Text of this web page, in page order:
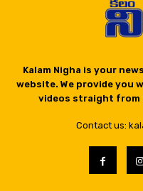
Kalam Nigha is your
website. We provide you
videos straight
Contact us: